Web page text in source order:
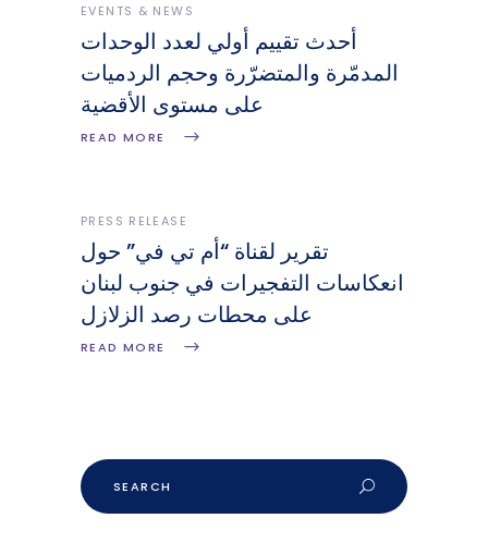
EVENTS & NEWS
أحدث تقييم أولي لعدد الوحدات
المدمّرة والمتضرّرة وحجم الردميات
على مستوى الأقضية
READ MORE
PRESS RELEASE
تقرير لقناة “أم تي في” حول
انعكاسات التفجيرات في جنوب لبنان
على محطات رصد الزلازل
READ MORE